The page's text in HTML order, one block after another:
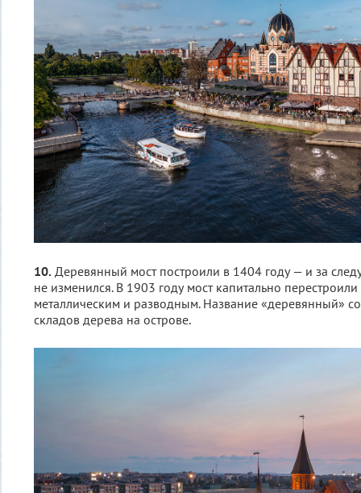
10. Деревянный мост построили в 1404 году — и за
не изменился. В 1903 году мост капитально
металлическим и разводным. Название «деревянный»
складов дерева на острове.